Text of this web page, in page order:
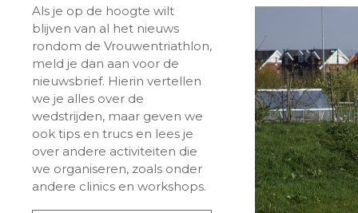
Als je op de hoogte wilt
blijven van al het nieuws
rondom de Vrouwentriathlon,
meld je dan aan voor de
nieuwsbrief. Hierin vertellen
we je alles over de
wedstrijden, maar geven we
ook tips en trucs en lees je
over andere activiteiten die
we organiseren, zoals onder
andere clinics en workshops.